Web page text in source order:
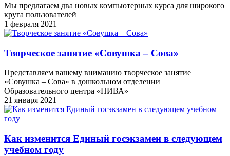
Мы предлагаем два новых компьютерных курса для широкого
круга пользователей
1 февраля 2021
Творческое занятие «Совушка – Сова»
Представляем вашему вниманию творческое занятие
«Совушка – Сова» в дошкольном отделении
Образовательного центра «НИВА»
21 января 2021
Как изменится Единый госэкзамен в следующем
учебном году